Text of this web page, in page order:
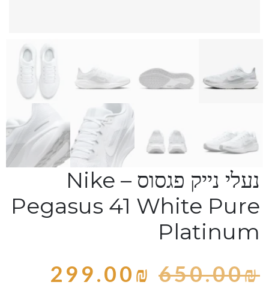
נעלי נייק פגסוס – Nike
Pegasus 41 White Pure
Platinum
650.00₪
299.00₪